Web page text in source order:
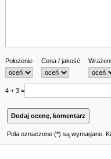
Położenie Cena / jakość
4 + 3 =
Pola oznaczone (*) są wymagane.